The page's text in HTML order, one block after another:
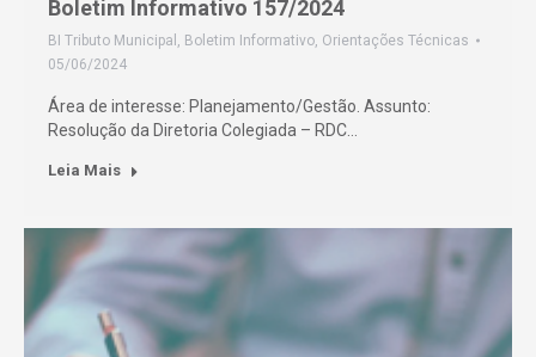
Boletim Informativo 157/2024
BI Tributo Municipal , Boletim Informativo, Orientações Técnicas
05/06/2024
Área de interesse: Planejamento/Gestão. Assunto:
Resolução da Diretoria Colegiada – RDC…
Leia Mais